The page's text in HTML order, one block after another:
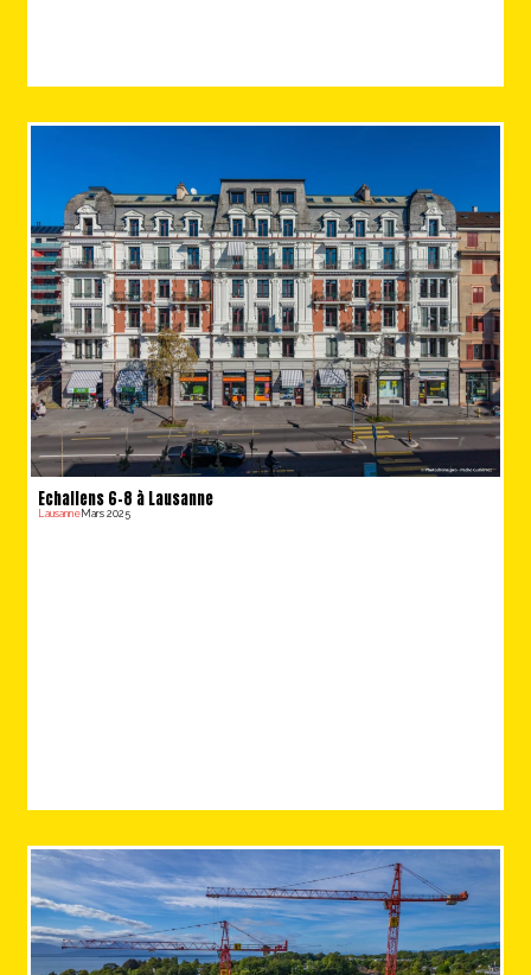
Echallens 6-8 à Lausanne
LausanneMars 2025